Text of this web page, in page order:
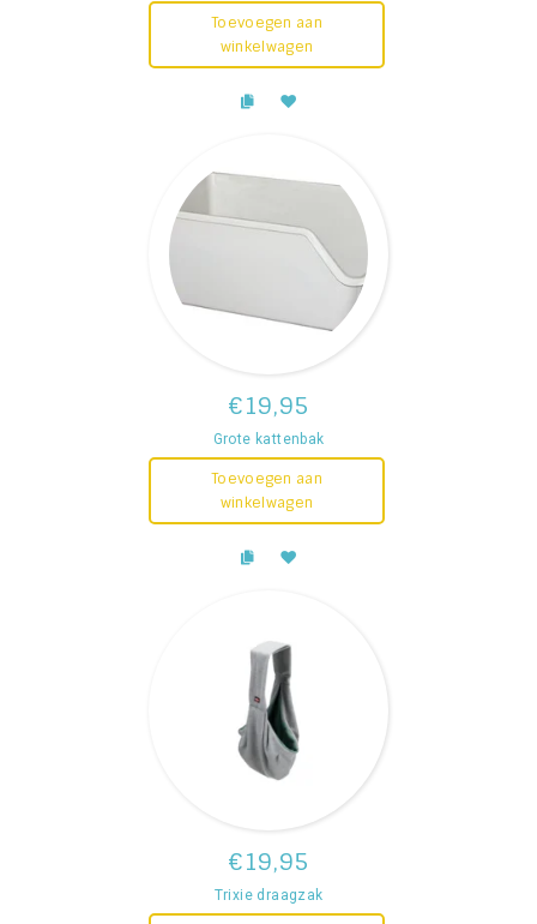
Toevoegen aan
winkelwagen
€19,95
Grote kattenbak
Toevoegen aan
winkelwagen
€19,95
Trixie draagzak